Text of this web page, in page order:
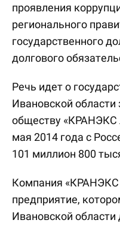
проявления
регионального
государственного
долгового
Речь идет о
Ивановской
обществу «КРАНЭКС
мая 2014 года с
101 миллион 800
Компания «КРАНЭКС
предприятие,
Ивановской области